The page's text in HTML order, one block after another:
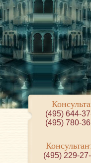
(495) 644-
(495) 780-
(495) 229-